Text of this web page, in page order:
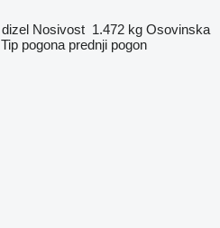
dizel Nosivost 1.472 kg Osovinska
Tip pogona prednji pogon